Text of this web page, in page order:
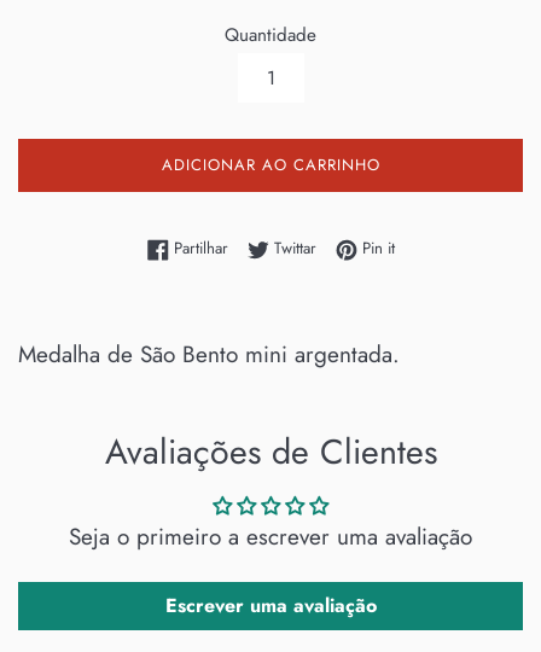
Quantidade
ADICIONAR AO CARRINHO
PartilharPartilhe no Facebook
TwittarTwittar no Twitter
Pin itAdicione no Pinterest
Medalha de São Bento mini argentada.
Avaliações de Clientes
Seja o primeiro a escrever uma avaliação
Escrever uma avaliação